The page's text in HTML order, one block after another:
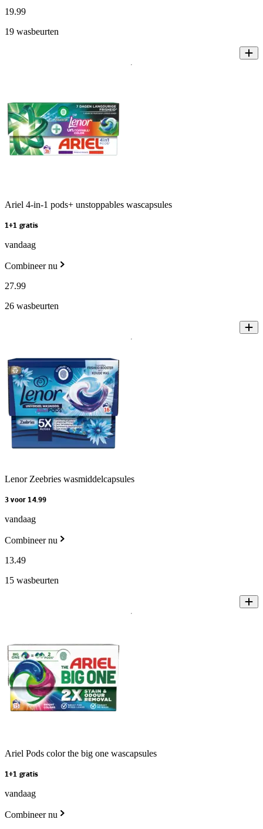
19.99
19 wasbeurten
Ariel 4-in-1 pods+ unstoppables wascapsules
1+1 gratis
vandaag
Combineer nu
27.99
26 wasbeurten
Lenor Zeebries wasmiddelcapsules
3 voor 14.99
vandaag
Combineer nu
13.49
15 wasbeurten
Ariel Pods color the big one wascapsules
1+1 gratis
vandaag
Combineer nu